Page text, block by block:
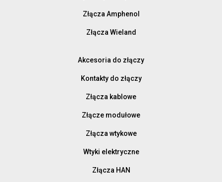
Złącza Amphenol
Złącza Wieland
Akcesoria do złączy
Kontakty do złączy
Złącza kablowe
Złącze modułowe
Złącza wtykowe
Wtyki elektryczne
Złącza HAN